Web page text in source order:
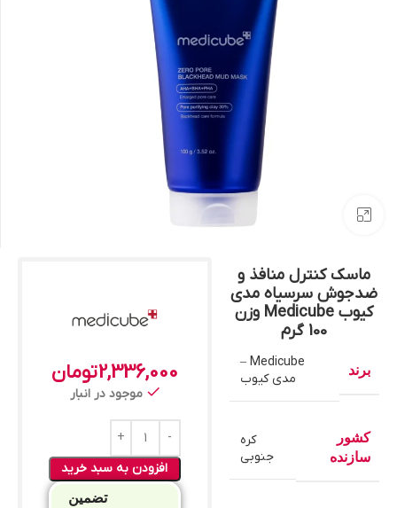
ماسک کنترل منافذ و
ضدجوش سرسیاه مدی
کیوب Medicube وزن
100 گرم
برند
Medicube –
مدی کیوب
کشور
سازنده
کره
جنوبی
2,336,000تومان
موجود در انبار
افزودن به سبد خرید
تضمین